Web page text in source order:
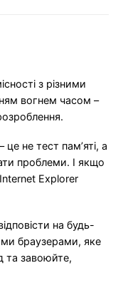
з різними
вогнем часом –
це не тест пам’яті, а
проблеми. І якщо
Explorer
на будь-
браузерами, яке
та завоюйте,